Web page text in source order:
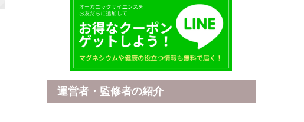
運営者・監修者の紹介